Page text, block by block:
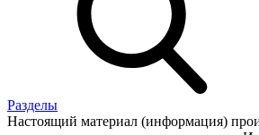
Разделы
Настоящий материал (информация)